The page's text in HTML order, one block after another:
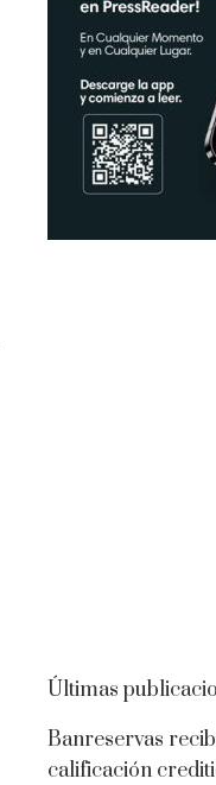
Últimas
Banreservas
calificación